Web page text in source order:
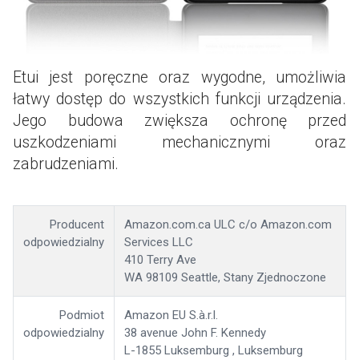
Etui jest poręczne oraz wygodne, umożliwia
łatwy dostęp do wszystkich funkcji urządzenia.
Jego budowa zwiększa ochronę przed
uszkodzeniami mechanicznymi oraz
zabrudzeniami.
Producent
odpowiedzialny
Amazon.com.ca ULC c/o Amazon.com
Services LLC
410 Terry Ave
WA 98109 Seattle, Stany Zjednoczone
Podmiot
odpowiedzialny
Amazon EU S.à.r.l.
38 avenue John F. Kennedy
L-1855 Luksemburg , Luksemburg